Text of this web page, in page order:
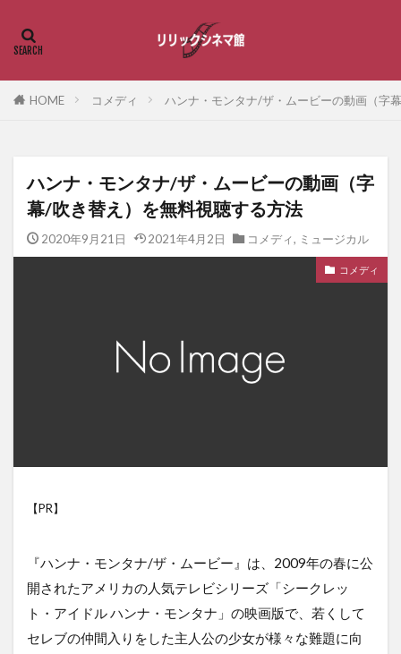
HOME コメディ ハンナ・モンタナ/ザ・ムービーの動画（字
ハンナ・モンタナ/ザ・ムービーの動画（字
幕/吹き替え）を無料視聴する方法
2020年9月21日 2021年4月2日 コメディ, ミュージカル
コメディ
【PR】
『ハンナ・モンタナ/ザ・ムービー』は、2009年の春に公
開されたアメリカの人気テレビシリーズ「シークレッ
ト・アイドル ハンナ・モンタナ」の映画版で、若くして
セレブの仲間入りをした主人公の少女が様々な難題に向